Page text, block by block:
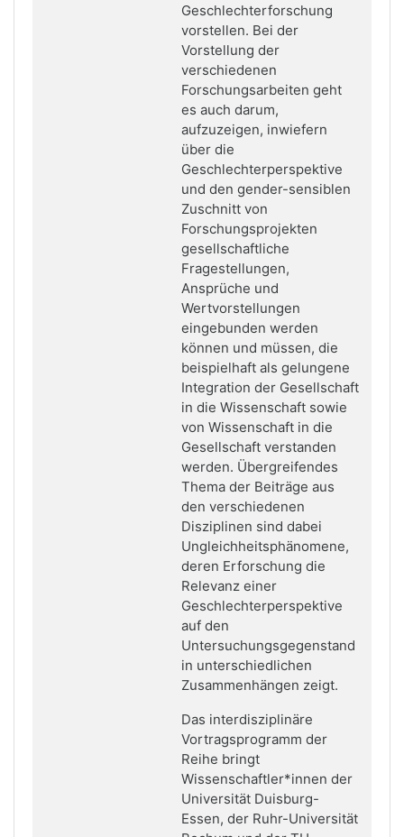
Geschlechterforschung
vorstellen. Bei der
Vorstellung der
verschiedenen
Forschungsarbeiten geht
es auch darum,
aufzuzeigen, inwiefern
über die
Geschlechterperspektive
und den gender-sensiblen
Zuschnitt von
Forschungsprojekten
gesellschaftliche
Fragestellungen,
Ansprüche und
Wertvorstellungen
eingebunden werden
können und müssen, die
beispielhaft als gelungene
Integration der Gesellschaft
in die Wissenschaft sowie
von Wissenschaft in die
Gesellschaft verstanden
werden. Übergreifendes
Thema der Beiträge aus
den verschiedenen
Disziplinen sind dabei
Ungleichheitsphänomene,
deren Erforschung die
Relevanz einer
Geschlechterperspektive
auf den
Untersuchungsgegenstand
in unterschiedlichen
Zusammenhängen zeigt.
Das interdisziplinäre
Vortragsprogramm der
Reihe bringt
Wissenschaftler*innen der
Universität Duisburg-
Essen, der Ruhr-Universität